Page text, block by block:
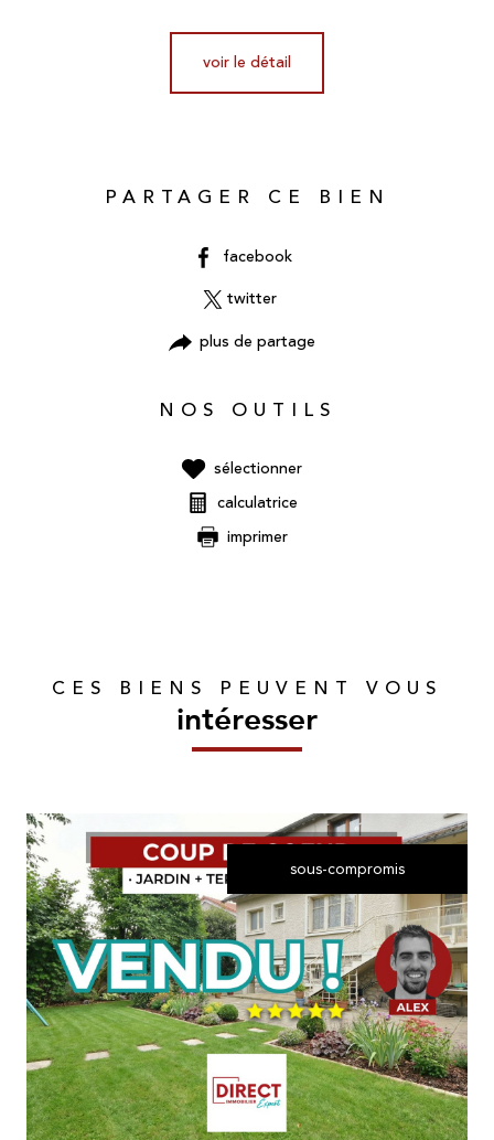
voir le détail
PARTAGER CE BIEN
facebook
twitter
plus de partage
NOS OUTILS
sélectionner
calculatrice
imprimer
CES BIENS PEUVENT VOUS
intéresser
sous-compromis
voir le bien